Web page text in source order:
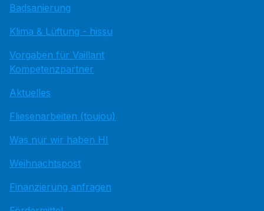
Badsanierung
Klima & Lüftung - hissu
Vorgaben für Vaillant
Kompetenzpartner
Aktuelles
Fliesenarbeiten (toujou)
Was nur wir haben HI
Weihnachtspost
Finanzierung anfragen